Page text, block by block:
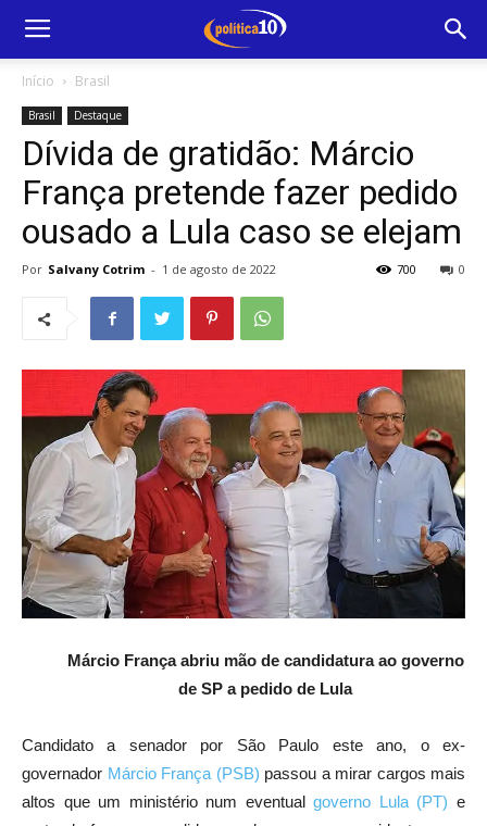
Início Brasil
Brasil Destaque
Dívida de gratidão: Márcio
França pretende fazer pedido
ousado a Lula caso se elejam
Por Salvany Cotrim - 1 de agosto de 2022 0
700
Márcio França abriu mão de candidatura ao governo
de SP a pedido de Lula
Candidato a senador por São Paulo este ano, o ex-
governador Márcio França (PSB) passou a mirar cargos mais
altos que um ministério num eventualgoverno Lula (PT) e